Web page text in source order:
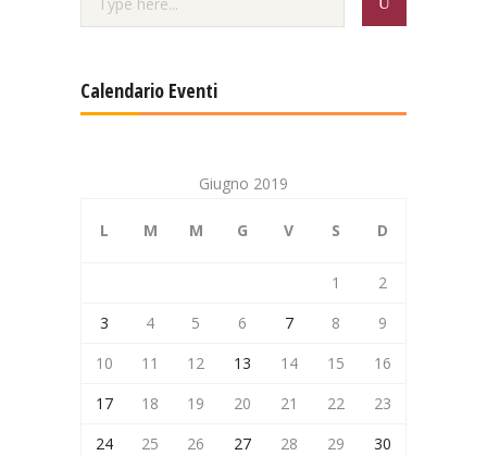
Calendario Eventi
Giugno 2019
L M M G V S D
1
2
3
4 5 6 7 8
9
10
11 12 13 14 15
16
17
18 19 20 21 22
23
24
25 26 27 28 29 30